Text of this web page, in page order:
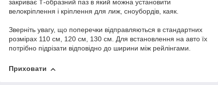
закриває Т-образний паз в який можна установити
велокріплення і кріплення для лиж, сноубордів, каяк.
Зверніть увагу, що поперечки відправляються в стандартних
розмірах 110 см, 120 см, 130 см. Для встановлення на авто їх
потрібно підрізати відповідно до ширини між рейлінгами.
Приховати